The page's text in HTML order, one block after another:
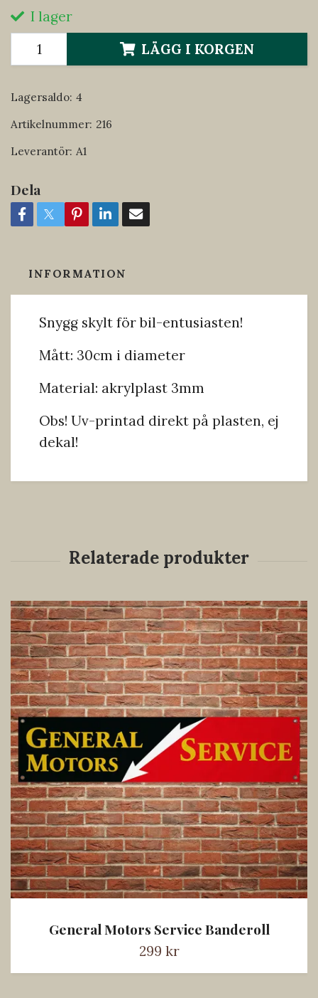
I lager
LÄGG I KORGEN
Lagersaldo: 4
Artikelnummer: 216
Leverantör: A1
Dela
INFORMATION
Snygg skylt för bil-entusiasten!
Mått: 30cm i diameter
Material: akrylplast 3mm
Obs! Uv-printad direkt på plasten, ej
dekal!
General Motors Service Banderoll
299 kr